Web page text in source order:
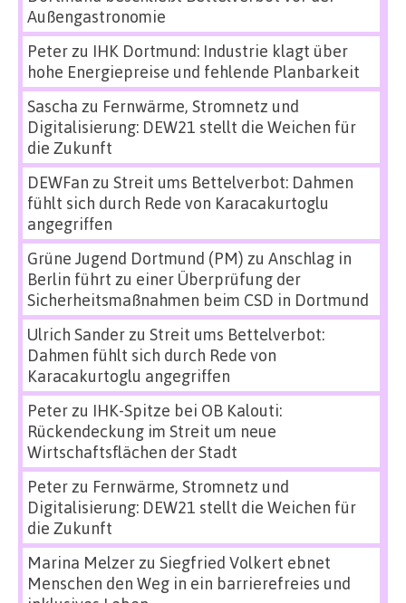
Außengastronomie
Peterzu IHK Dortmund: Industrie klagt über
hohe Energiepreise und fehlende Planbarkeit
Sascha zu Fernwärme, Stromnetz und
Digitalisierung: DEW21 stellt die Weichen für
die Zukunft
DEWFan zu Streit ums Bettelverbot: Dahmen
fühlt sich durch Rede von Karacakurtoglu
angegriffen
Grüne Jugend Dortmund (PM) zu Anschlag in
Berlin führt zu einer Überprüfung der
Sicherheitsmaßnahmen beim CSD in Dortmund
Ulrich Sanderzu Streit ums Bettelverbot:
Dahmen fühlt sich durch Rede von
Karacakurtoglu angegriffen
Peterzu IHK-Spitze bei OB Kalouti:
Rückendeckung im Streit um neue
Wirtschaftsflächen der Stadt
Peterzu Fernwärme, Stromnetz und
Digitalisierung: DEW21 stellt die Weichen für
die Zukunft
Marina Melzerzu Siegfried Volkert ebnet
Menschen den Weg in ein barrierefreies und